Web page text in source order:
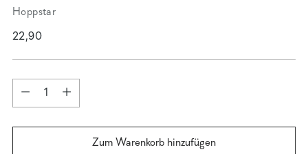
Hoppstar
Regulärer
22,90
Menge
Menge
Zum Warenkorb hinzufügen